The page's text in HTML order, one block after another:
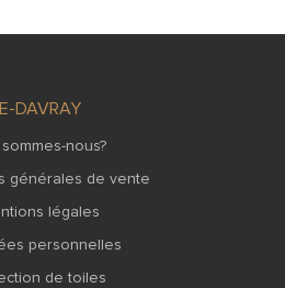
E-DAVRAY
nous?
générales de vente
légales
personnelles
de toiles